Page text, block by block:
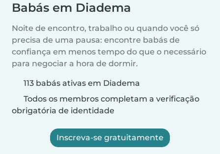
Babás em Diadema
Noite de encontro, trabalho ou quando você só
precisa de uma pausa: encontre babás de
confiança em menos tempo do que o necessário
para negociar a hora de dormir.
113 babás ativas em Diadema
Todos os membros completam a verificação
obrigatória de identidade
Inscreva-se gratuitamente